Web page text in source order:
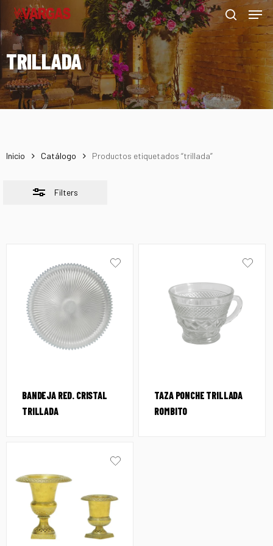
Skip
main
content
search
Menu
TRILLADA
Inicio Catálogo Productos etiquetados “trillada”
Filters
Close
Filters
BANDEJA RED. CRISTAL
TRILLADA
TAZA PONCHE TRILLADA
ROMBITO
Menu